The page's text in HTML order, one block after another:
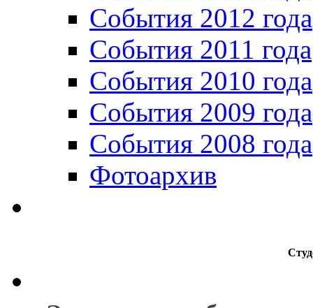
События 2012 года
События 2011 года
События 2010 года
События 2009 года
События 2008 года
Фотоархив